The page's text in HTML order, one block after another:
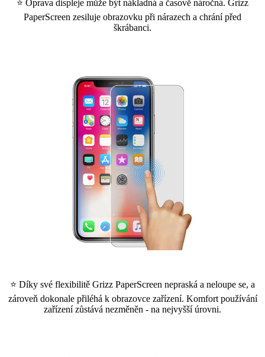
⭐ Oprava displeje může být nákladná a časově náročná. Grizz
PaperScreen zesiluje obrazovku při nárazech a chrání před
škrábanci.
⭐ Díky své flexibilitě Grizz PaperScreen nepraská a neloupe se, a
zároveň dokonale přiléhá k obrazovce zařízení. Komfort používání
zařízení zůstává nezměněn - na nejvyšší úrovni.